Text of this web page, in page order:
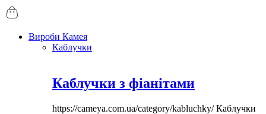
Вироби Камея
Каблучки
Каблучки з фіанітами
https://cameya.com.ua/category/kabluchky/Каблучки